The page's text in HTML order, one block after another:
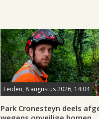
Leiden, 8 augustus 2026, 14:04
Park Cronesteyn deels